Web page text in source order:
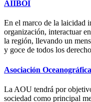
AIIBOI
En el marco de la laicidad
organización, interactuar
la región, llevando un
y goce de todos los
Asociación
La AOU tendrá por
sociedad como principal